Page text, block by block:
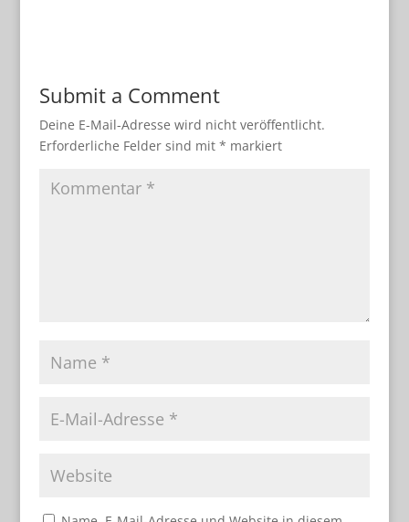
Submit a Comment
Deine E-Mail-Adresse wird nicht veröffentlicht.
Erforderliche Felder sind mit * markiert